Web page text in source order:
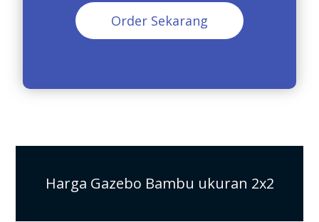
Order Sekarang
Harga Gazebo Bambu ukuran 2x2